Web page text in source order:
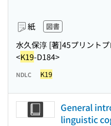
紙 図書
水久保淳 [著]45プリント
<K19-D184>
NDLC K19
General
linguistic